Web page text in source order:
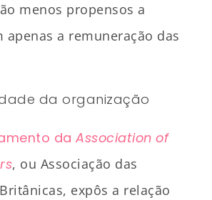
menos propensos a
apenas a remuneração das
da organização
da Association of
, ou Associação das
expôs a relação